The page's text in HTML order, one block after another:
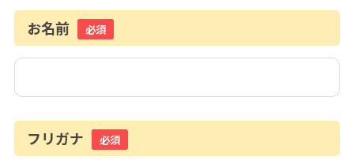
お名前 必須
フリガナ 必須